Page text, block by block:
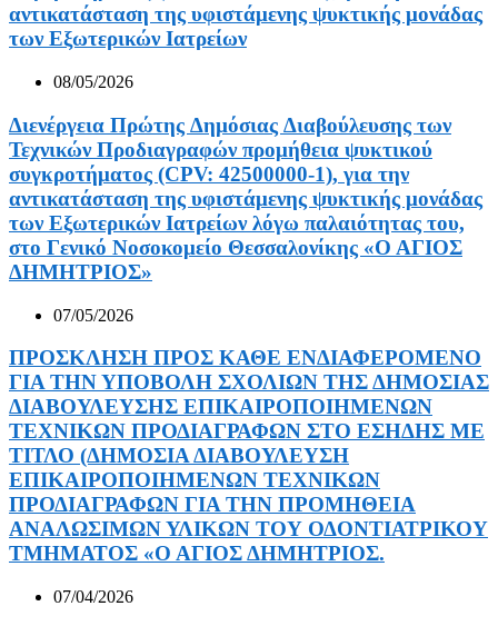
αντικατάσταση της υφιστάμενης ψυκτικής μονάδας
των Εξωτερικών Ιατρείων
08/05/2026
∆ιενέργεια Πρώτης ∆ηµόσιας ∆ιαβούλευσης των
Τεχνικών Προδιαγραφών προμήθεια ψυκτικού
συγκροτήματος (CPV: 42500000-1), για την
αντικατάσταση της υφιστάμενης ψυκτικής μονάδας
των Εξωτερικών Ιατρείων λόγω παλαιότητας του,
στο Γενικό Νοσοκομείο Θεσσαλονίκης «Ο ΑΓΙΟΣ
ΔΗΜΗΤΡΙΟΣ»
07/05/2026
ΠΡΟΣΚΛΗΣΗ ΠΡΟΣ ΚΑΘΕ ΕΝΔΙΑΦΕΡΟΜΕΝΟ
ΓΙΑ ΤΗΝ ΥΠΟΒΟΛΗ ΣΧΟΛΙΩΝ ΤΗΣ ΔΗΜΟΣΙΑΣ
ΔΙΑΒΟΥΛΕΥΣΗΣ ΕΠΙΚΑΙΡΟΠΟΙΗΜΕΝΩΝ
ΤΕΧΝΙΚΩΝ ΠΡΟΔΙΑΓΡΑΦΩΝ ΣΤΟ ΕΣΗΔΗΣ ΜΕ
ΤΙΤΛΟ (ΔΗΜΟΣΙΑ ΔΙΑΒΟΥΛΕΥΣΗ
ΕΠΙΚΑΙΡΟΠΟΙΗΜΕΝΩΝ ΤΕΧΝΙΚΩΝ
ΠΡΟΔΙΑΓΡΑΦΩΝ ΓΙΑ ΤΗΝ ΠΡΟΜΗΘΕΙΑ
ΑΝΑΛΩΣΙΜΩΝ ΥΛΙΚΩΝ ΤΟΥ ΟΔΟΝΤΙΑΤΡΙΚΟΥ
ΤΜΗΜΑΤΟΣ «Ο ΑΓΙΟΣ ΔΗΜΗΤΡΙΟΣ.
07/04/2026